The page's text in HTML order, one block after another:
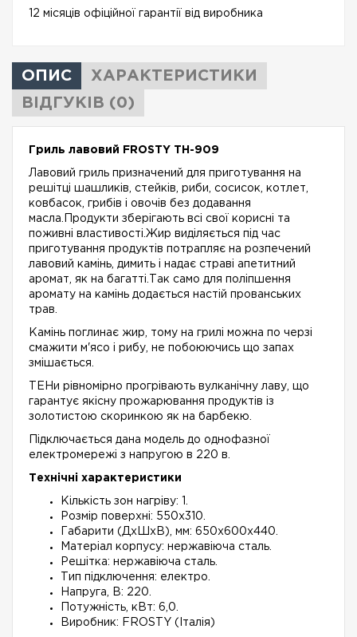
12 місяців офіційної гарантії від виробника
ОПИС
ХАРАКТЕРИСТИКИ
ВІДГУКІВ (0)
Гриль лавовий FROSTY TH-909
Лавовий гриль призначений для приготування на
решітці шашликів, стейків, риби, сосисок, котлет,
ковбасок, грибів і овочів без додавання
масла.Продукти зберігають всі свої корисні та
поживні властивості.Жир виділяється під час
приготування продуктів потрапляє на розпечений
лавовий камінь, димить і надає страві апетитний
аромат, як на багатті.Так само для поліпшення
аромату на камінь додається настій прованських
трав.
Камінь поглинає жир, тому на грилі можна по черзі
смажити м'ясо і рибу, не побоюючись що запах
змішається.
ТЕНи рівномірно прогрівають вулканічну лаву, що
гарантує якісну прожарювання продуктів із
золотистою скоринкою як на барбекю.
Підключається дана модель до однофазної
електромережі з напругою в 220 в.
Технічні характеристики
Кількість зон нагріву: 1.
Розмір поверхні: 550х310.
Габарити (ДхШхВ), мм: 650х600х440.
Матеріал корпусу: нержавіюча сталь.
Решітка: нержавіюча сталь.
Тип підключення: електро.
Напруга, В: 220.
Потужність, кВт: 6,0.
Виробник: FROSTY (Італія)